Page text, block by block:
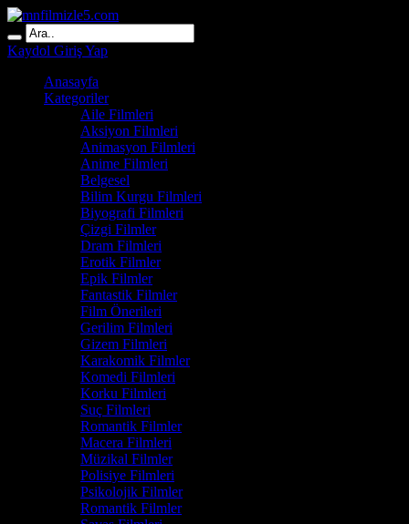
Kaydol Giriş Yap
Anasayfa
Kategoriler
Aile Filmleri
Aksiyon Filmleri
Animasyon Filmleri
Anime Filmleri
Belgesel
Bilim Kurgu Filmleri
Biyografi Filmleri
Çizgi Filmler
Dram Filmleri
Erotik Filmler
Epik Filmler
Fantastik Filmler
Film Önerileri
Gerilim Filmleri
Gizem Filmleri
Karakomik Filmler
Komedi Filmleri
Korku Filmleri
Suç Filmleri
Romantik Filmler
Macera Filmleri
Müzikal Filmler
Polisiye Filmleri
Psikolojik Filmler
Romantik Filmler